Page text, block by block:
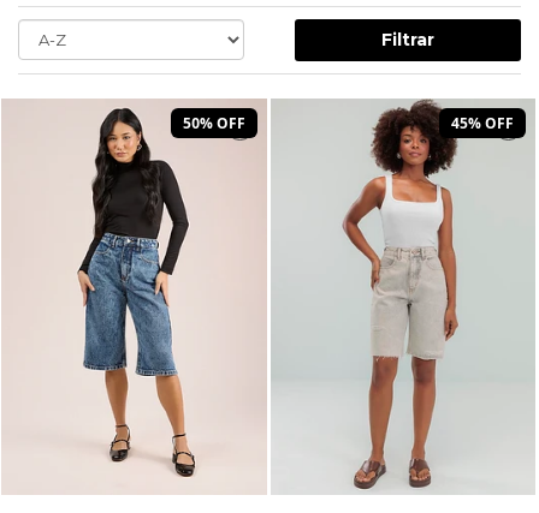
Filtrar
50% OFF 45% OFF